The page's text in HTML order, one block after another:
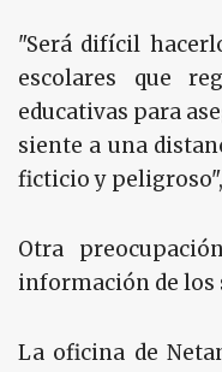
"Será difícil
escolares que
educativas para
siente a una
ficticio y
Otra
información de los
La oficina de